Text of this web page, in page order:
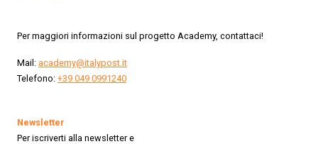
Per maggiori informazioni sul progetto Academy, contattaci!
Mail: academy@italypost.it
Telefono: +39 049 0991240
Newsletter
Per iscriverti alla newsletter e